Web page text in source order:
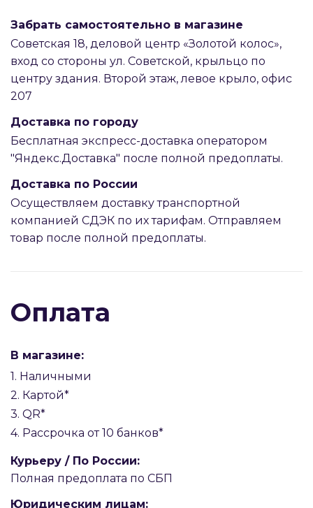
Забрать самостоятельно в магазине
Советская 18, деловой центр «Золотой колос»,
вход со стороны ул. Советской, крыльцо по
центру здания. Второй этаж, левое крыло, офис
207
Доставка по городу
Бесплатная экспресс-доставка оператором
"Яндекс.Доставка" после полной предоплаты.
Доставка по России
Осуществляем доставку транспортной
компанией СДЭК по их тарифам. Отправляем
товар после полной предоплаты.
Оплата
В магазине:
1. Наличными
2. Картой*
3. QR*
4. Рассрочка от 10 банков*
Курьеру / По России:
Полная предоплата по СБП
Юридическим лицам: